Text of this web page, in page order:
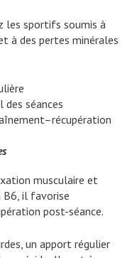
les sportifs soumis à
à des pertes minérales
séances
musculaire et
B6, il favorise
post-séance.
un apport régulier